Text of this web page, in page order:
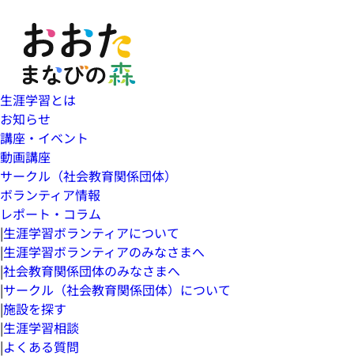
生涯学習とは
お知らせ
講座・イベント
動画講座
サークル（社会教育関係団体）
ボランティア情報
レポート・コラム
|生涯学習ボランティアについて
|生涯学習ボランティアのみなさまへ
|社会教育関係団体のみなさまへ
|サークル（社会教育関係団体）について
|施設を探す
|生涯学習相談
|よくある質問